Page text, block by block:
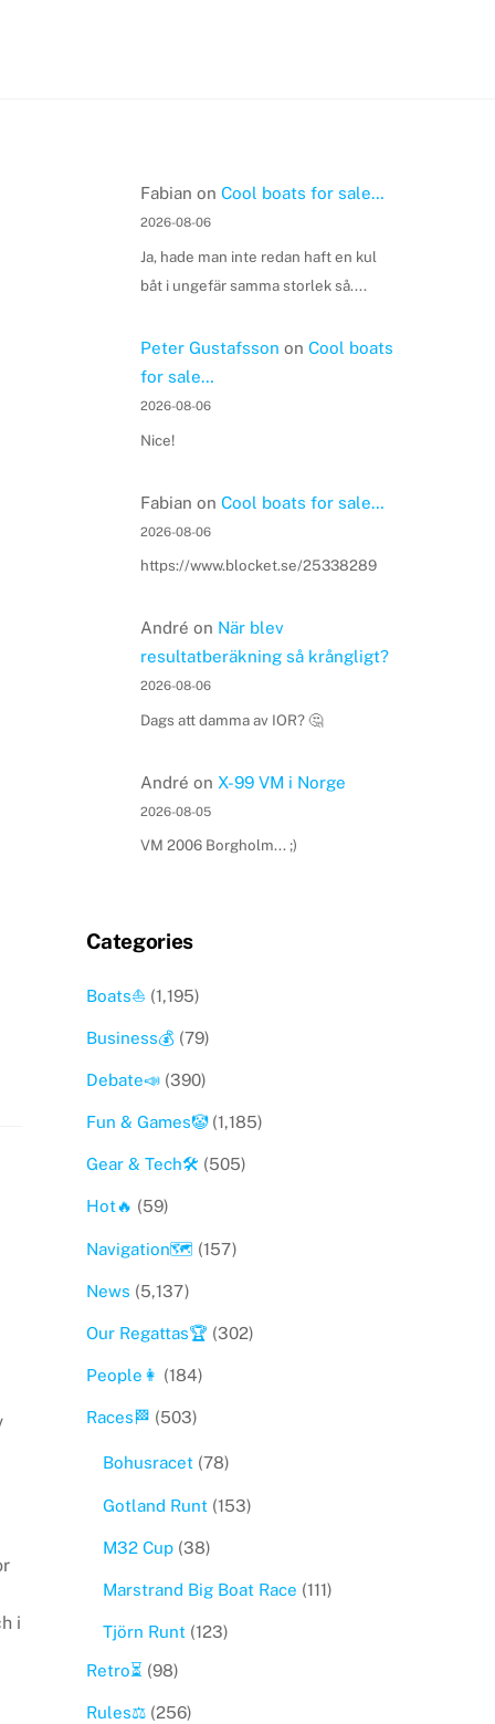
i
Fabian on Cool boats for sale…
2026-08-06
Ja, hade man inte redan haft en kul
båt i ungefär samma storlek så....
Peter Gustafsson on Cool boats
for sale…
2026-08-06
Nice!
Fabian on Cool boats for sale…
2026-08-06
https://www.blocket.se/25338289
André on När blev
resultatberäkning så krångligt?
2026-08-06
Dags att damma av IOR? 🤔
André on X-99 VM i Norge
2026-08-05
VM 2006 Borgholm... ;)
Categories
Boats⛵️ (1,195)
Business💰 (79)
Debate📣(390)
Fun & Games🤡(1,185)
Gear & Tech🛠 (505)
Hot🔥 (59)
Navigation🗺 (157)
News (5,137)
Our Regattas🏆 (302)
People👩 (184)
Races🏁 (503)
Bohusracet(78)
Gotland Runt(153)
M32 Cup(38)
Marstrand Big Boat Race (111)
Tjörn Runt(123)
Retro⏳ (98)
Rules⚖️(256)